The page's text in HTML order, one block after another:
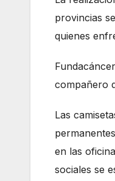
provincias
quienes
compañero
Las
en las
sociales se